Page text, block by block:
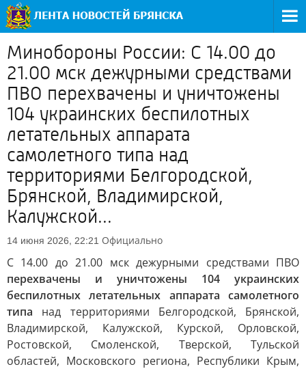
Минобороны России: С 14.00 до
21.00 мск дежурными средствами
ПВО перехвачены и уничтожены
104 украинских беспилотных
летательных аппарата
самолетного типа над
территориями Белгородской,
Брянской, Владимирской,
Калужской...
14 июня 2026, 22:21 Официально
С 14.00 до 21.00 мск дежурными средствами ПВО
перехвачены и уничтожены 104 украинских
беспилотных летательных аппарата самолетного
типа над территориями Белгородской, Брянской,
Владимирской, Калужской, Курской, Орловской,
Ростовской, Смоленской, Тверской, Тульской
областей, Московского региона, Республики Крым,